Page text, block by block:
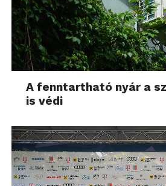
A fenntartható nyár a
is védi